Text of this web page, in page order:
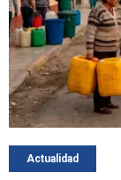
Actualidad